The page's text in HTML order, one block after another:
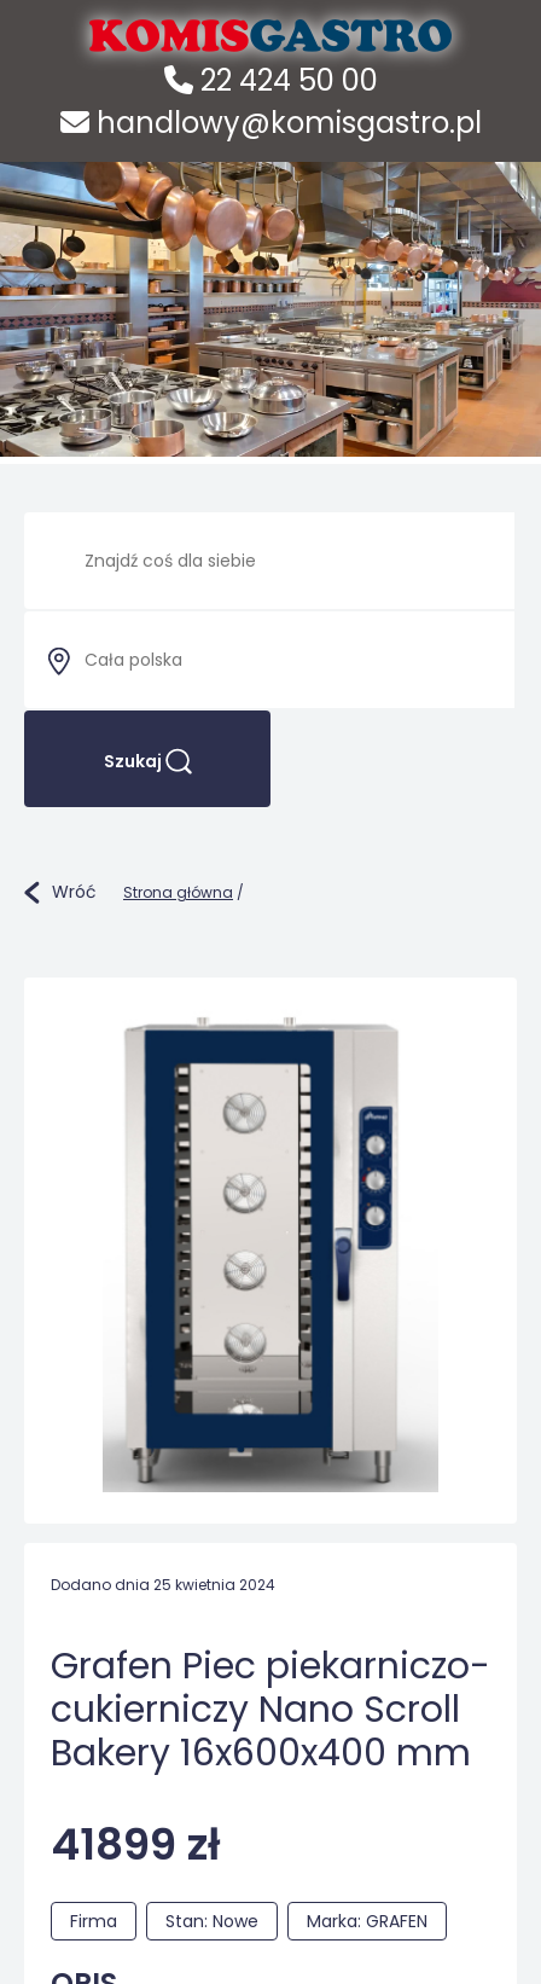
22 424 50 00
handlowy@komisgastro.pl
Szukaj
Wróć Strona główna /
Dodano dnia 25 kwietnia 2024
Grafen Piec piekarniczo-
cukierniczy Nano Scroll
Bakery 16x600x400 mm
41899 zł
Firma Stan: Nowe Marka: GRAFEN